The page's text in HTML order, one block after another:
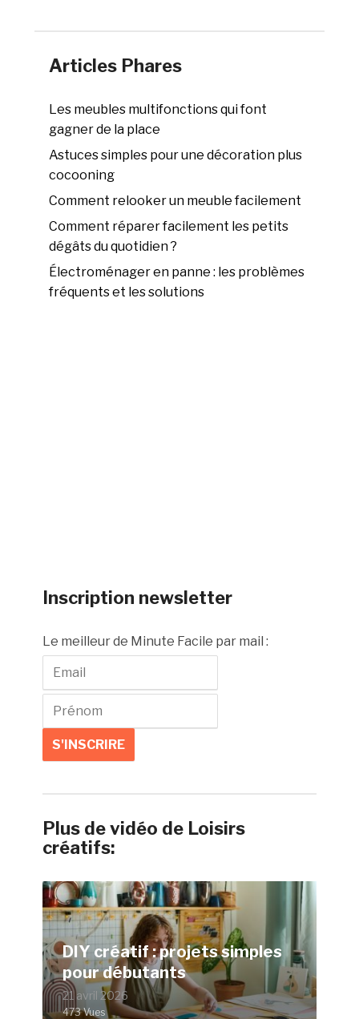
Articles Phares
Les meubles multifonctions qui font
gagner de la place
Astuces simples pour une décoration plus
cocooning
Comment relooker un meuble facilement
Comment réparer facilement les petits
dégâts du quotidien ?
Électroménager en panne : les problèmes
fréquents et les solutions
Inscription newsletter
Le meilleur de Minute Facile par mail :
Plus de vidéo de Loisirs
créatifs:
DIY créatif : projets simples
pour débutants
21 avril 2026
473 Vues